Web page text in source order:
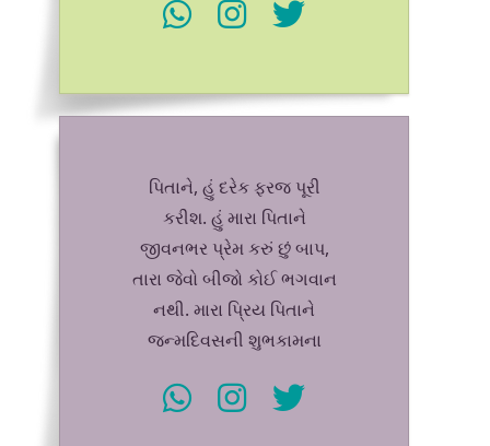
પિતાને, હું દરેક ફરજ પૂરી
કરીશ. હું મારા પિતાને
જીવનભર પ્રેમ કરું છું બાપ,
તારા જેવો બીજો કોઈ ભગવાન
નથી. મારા પ્રિય પિતાને
જન્મદિવસની શુભકામના